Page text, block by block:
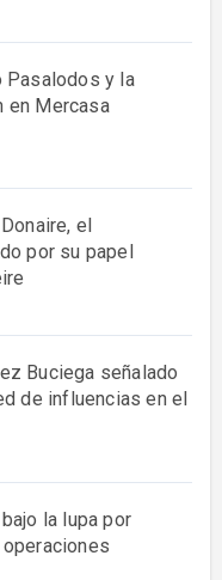
Pasalodos y la
en Mercasa
el
por su papel
Buciega señalado
de influencias en el
la lupa por